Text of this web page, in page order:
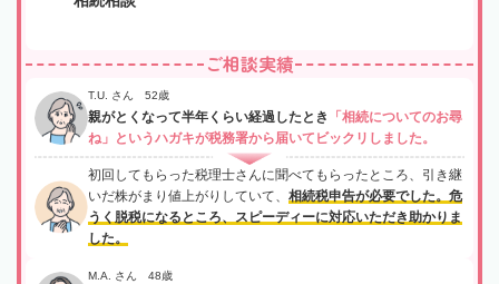
ご相談実績
T.U. さん 52歳
親がとくなって半年くらい経過したとき
「相続についてのお尋
ね」というハガキが税務署から届いてビックリしました。
初回してもらった税理士さんに聞べてもらったところ、引き継
いだ株がまり値上がりしていて、 相続税申告が必要でした。危
うく脱税になるところ、スピーディーに対応いただき助かりま
した。
M.A. さん 48歳